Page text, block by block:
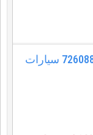
لانوس 2 دايو 2005 الزقازيق فضي 7260887 سيارات